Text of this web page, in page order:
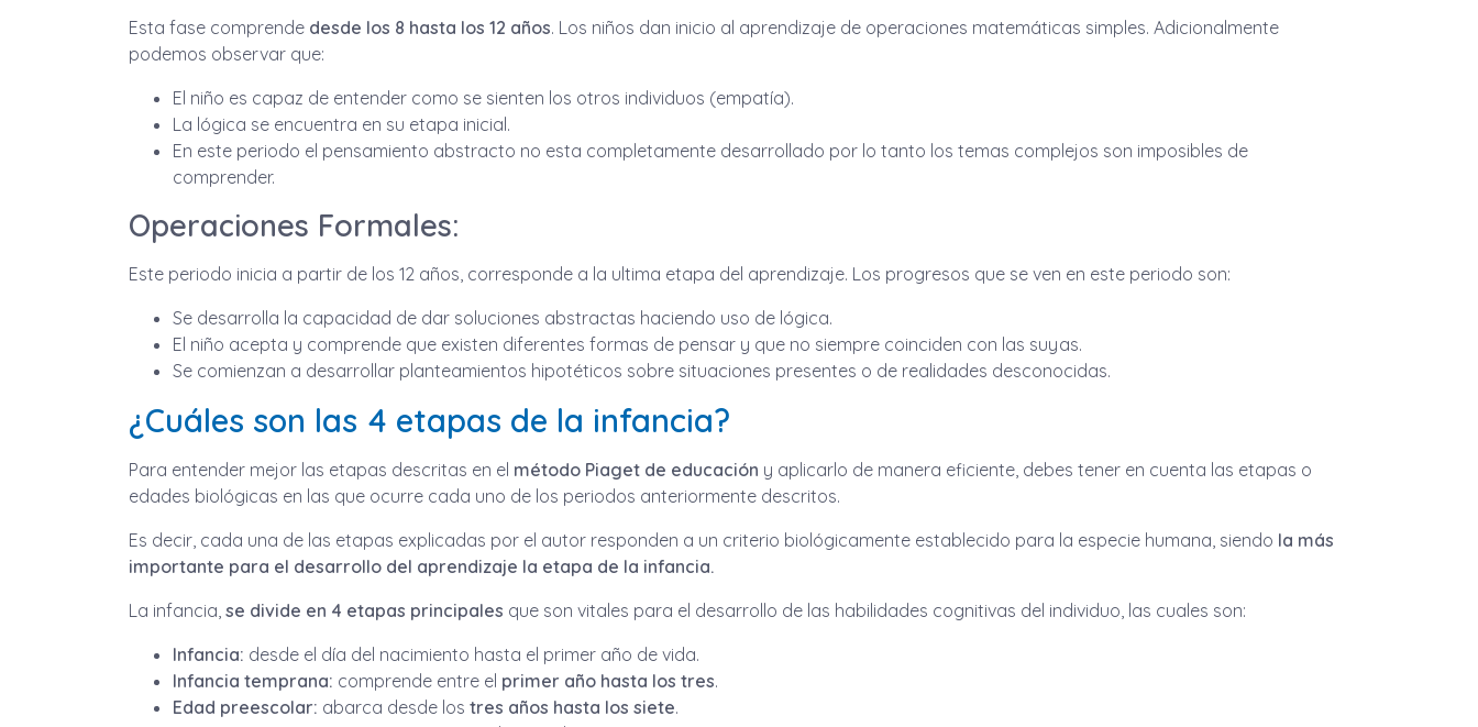
Esta fase comprende desde los 8 hasta los 12 años. Los niños dan inicio al aprendizaje de operaciones matemáticas simples. Adicionalmente
podemos observar que:
El niño es capaz de entender como se sienten los otros individuos (empatía).
La lógica se encuentra en su etapa inicial.
En este periodo el pensamiento abstracto no esta completamente desarrollado por lo tanto los temas complejos son imposibles de
comprender.
Operaciones Formales:
Este periodo inicia a partir de los 12 años, corresponde a la ultima etapa del aprendizaje. Los progresos que se ven en este periodo son:
Se desarrolla la capacidad de dar soluciones abstractas haciendo uso de lógica.
El niño acepta y comprende que existen diferentes formas de pensar y que no siempre coinciden con las suyas.
Se comienzan a desarrollar planteamientos hipotéticos sobre situaciones presentes o de realidades desconocidas.
¿Cuáles son las 4 etapas de la infancia?
Para entender mejor las etapas descritas en el método Piaget de educación y aplicarlo de manera eficiente, debes tener en cuenta las etapas o
edades biológicas en las que ocurre cada uno de los periodos anteriormente descritos.
Es decir, cada una de las etapas explicadas por el autor responden a un criterio biológicamente establecido para la especie humana, siendo la más
importante para el desarrollo del aprendizaje la etapa de la infancia.
La infancia, se divide en 4 etapas principales que son vitales para el desarrollo de las habilidades cognitivas del individuo, las cuales son:
Infancia: desde el día del nacimiento hasta el primer año de vida.
Infancia temprana: comprende entre el primer año hasta los tres.
Edad preescolar: abarca desde los tres años hasta los siete.